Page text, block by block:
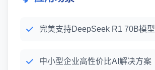
完美支持DeepSeek R1 70B模型
中小型企业高性价比AI解决方案